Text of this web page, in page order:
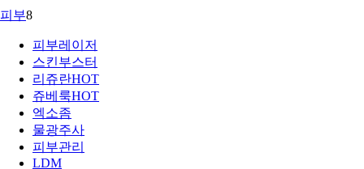
피부8
피부레이저
스킨부스터
리쥬란HOT
쥬베룩HOT
엑소좀
물광주사
피부관리
LDM